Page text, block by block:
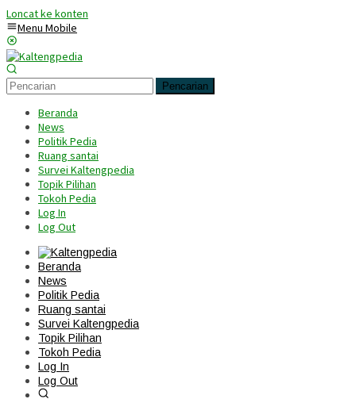
Loncat ke konten
Menu Mobile
Pencarian
Beranda
News
Politik Pedia
Ruang santai
Survei Kaltengpedia
Topik Pilihan
Tokoh Pedia
Log In
Log Out
Beranda
News
Politik Pedia
Ruang santai
Survei Kaltengpedia
Topik Pilihan
Tokoh Pedia
Log In
Log Out